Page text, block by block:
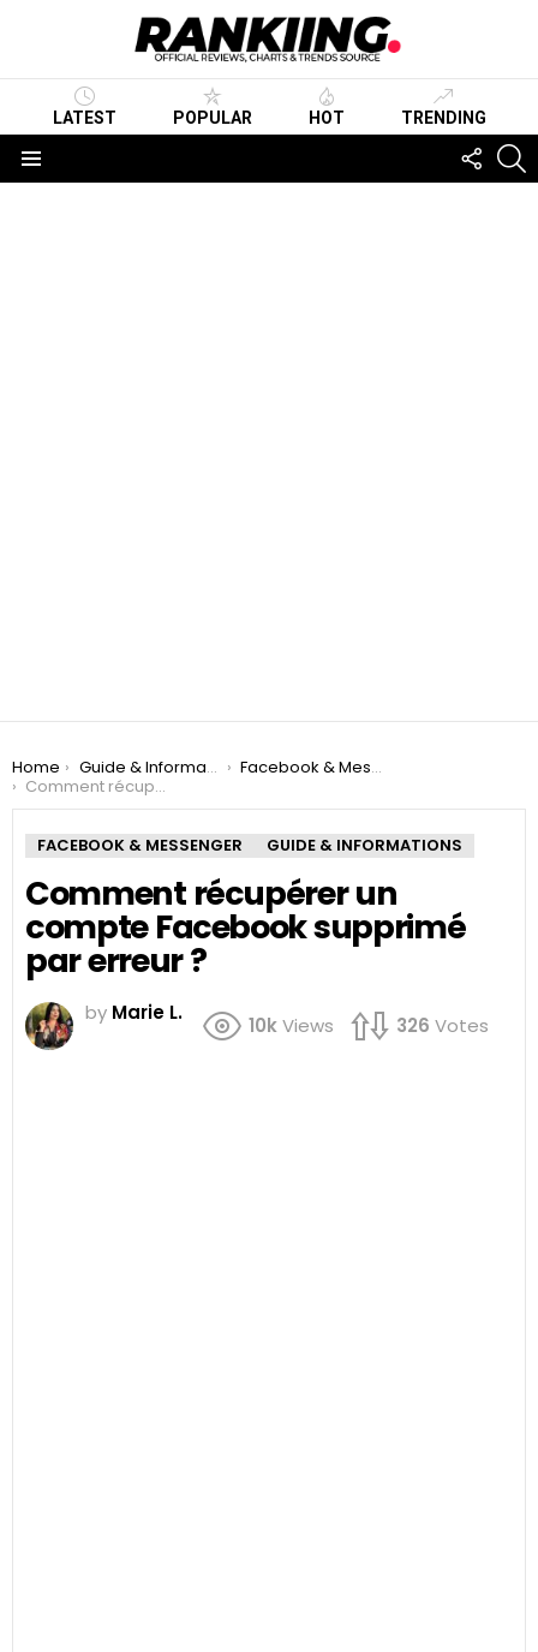
LATEST POPULAR HOT TRENDING
US
You are here:
Home Guide & Informations
Facebook & Messenger
Comment récupérer un compte Facebook supprimé par erreur ?
FACEBOOK & MESSENGER GUIDE & INFORMATIONS
Comment récupérer un
compte Facebook supprimé
par erreur ?
by Marie L.
10kViews 326 Votes